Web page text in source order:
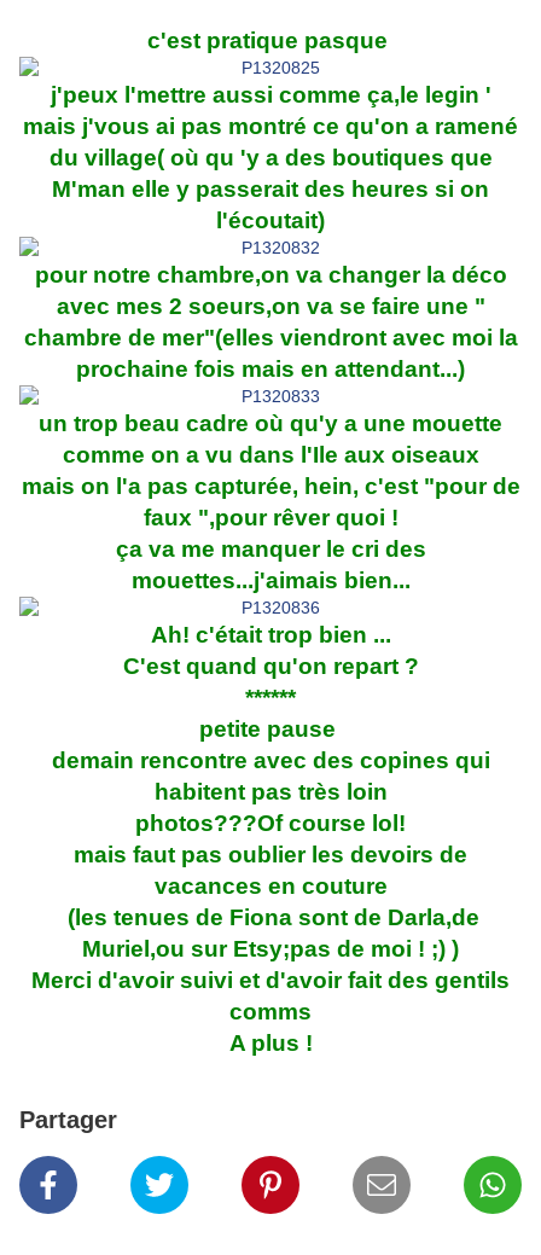
c'est pratique pasque
j'peux l'mettre aussi comme ça,le legin '
mais j'vous ai pas montré ce qu'on a ramené
du village( où qu 'y a des boutiques que
M'man elle y passerait des heures si on
l'écoutait)
pour notre chambre,on va changer la déco
avec mes 2 soeurs,on va se faire une "
chambre de mer"(elles viendront avec moi la
prochaine fois mais en attendant...)
un trop beau cadre où qu'y a une mouette
comme on a vu dans l'Ile aux oiseaux
mais on l'a pas capturée, hein, c'est "pour de
faux ",pour rêver quoi !
ça va me manquer le cri des
mouettes...j'aimais bien...
Ah! c'était trop bien ...
C'est quand qu'on repart ?
******
petite pause
demain rencontre avec des copines qui
habitent pas très loin
photos???Of course lol!
mais faut pas oublier les devoirs de
vacances en couture
(les tenues de Fiona sont de Darla,de
Muriel,ou sur Etsy;pas de moi ! ;) )
Merci d'avoir suivi et d'avoir fait des gentils
comms
A plus !
Partager